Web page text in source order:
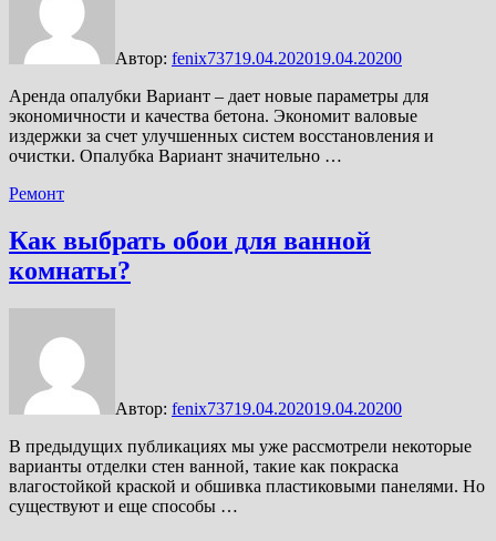
Автор: fenix73719.04.202019.04.20200
Аренда опалубки Вариант – дает новые параметры для
экономичности и качества бетона. Экономит валовые
издержки за счет улучшенных систем восстановления и
очистки. Опалубка Вариант значительно …
Ремонт
Как выбрать обои для ванной
комнаты?
Автор: fenix73719.04.202019.04.20200
В предыдущих публикациях мы уже рассмотрели некоторые
варианты отделки стен ванной, такие как покраска
влагостойкой краской и обшивка пластиковыми панелями. Но
существуют и еще способы …